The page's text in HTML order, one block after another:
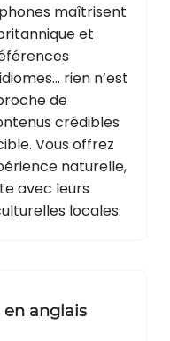
maîtrisent
et
rien n’est
de
crédibles
Vous offrez
naturelle,
avec leurs
locales.
en anglais